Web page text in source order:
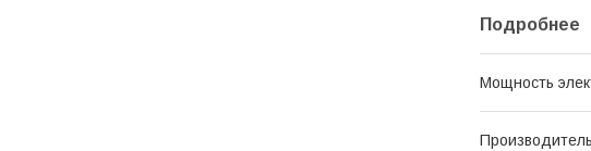
Подробнее
Мощность